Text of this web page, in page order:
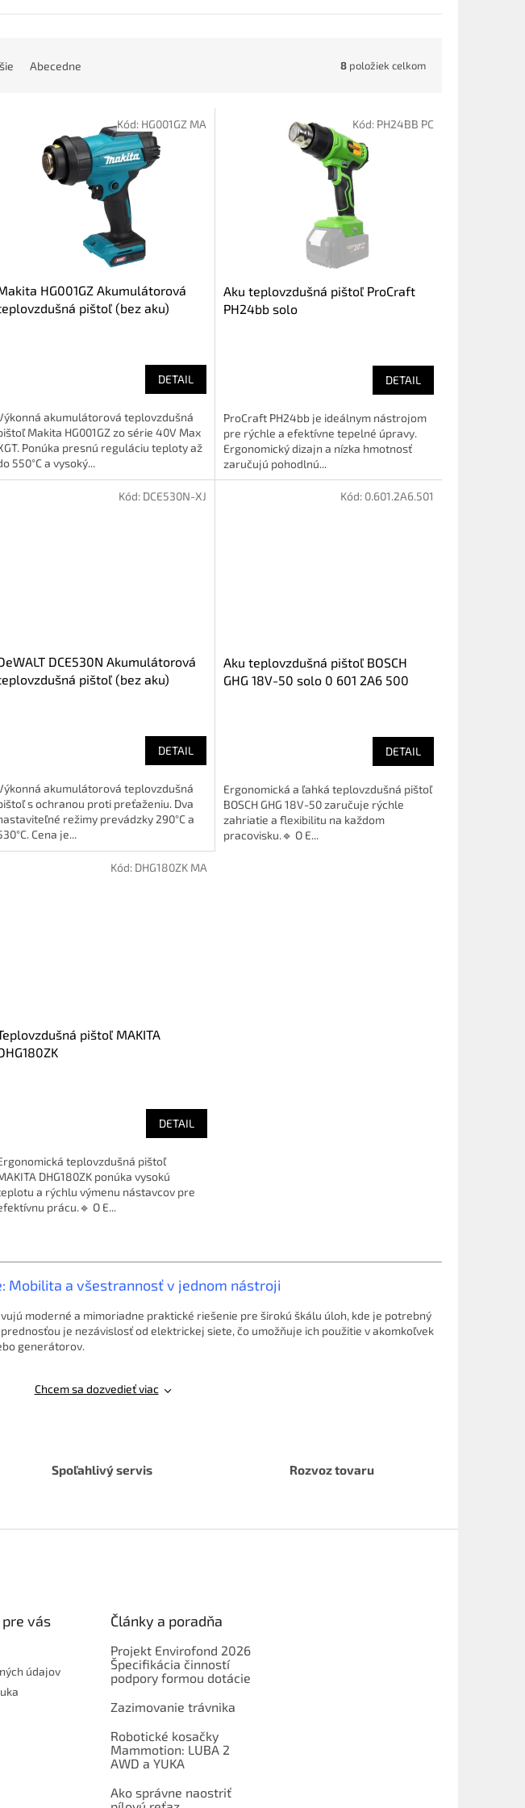
Abecedne 8 položiek celkom
HG001GZ Akumulátorová
pištoľ (bez aku)
DETAIL
akumulátorová teplovzdušná
Makita HG001GZ zo série 40V Max
Ponúka presnú reguláciu teploty až
550°C a vysoký...
Kód: HG001GZ MA
Aku teplovzdušná pištoľ ProCraft
PH24bb solo
DETAIL
ProCraft PH24bb je ideálnym nástrojom
pre rýchle a efektívne tepelné úpravy.
Ergonomický dizajn a nízka hmotnosť
zaručujú pohodlnú...
Kód: PH24BB PC
DCE530N Akumulátorová
pištoľ (bez aku)
DETAIL
akumulátorová teplovzdušná
s ochranou proti preťaženiu. Dva
režimy prevádzky 290°C a
Cena je...
Kód: DCE530N-XJ
Aku teplovzdušná pištoľ BOSCH
GHG 18V-50 solo 0 601 2A6 500
DETAIL
Ergonomická a ľahká teplovzdušná pištoľ
BOSCH GHG 18V-50 zaručuje rýchle
zahriatie a flexibilitu na každom
pracovisku.🔹 O E...
Kód: 0.601.2A6.501
pištoľ MAKITA
DETAIL
teplovzdušná pištoľ
DHG180ZK ponúka vysokú
a rýchlu výmenu nástavcov pre
prácu.🔹 O E...
Kód: DHG180ZK MA
v
á
a
c
r
ý
u
Mobilita a všestrannosť v jednom nástroji
moderné a mimoriadne praktické riešenie pre širokú škálu úloh, kde je potrebný
je nezávislosť od elektrickej siete, čo umožňuje ich použitie v akomkoľvek
generátorov.
Chcem sa dozvedieť viac
Spoľahlivý servis Rozvoz tovaru
vás
údajov
Články a poradňa
Projekt Envirofond 2026
Špecifikácia činností
podpory formou dotácie
Zazimovanie trávnika
Robotické kosačky
Mammotion: LUBA 2
AWD a YUKA
Ako správne naostriť